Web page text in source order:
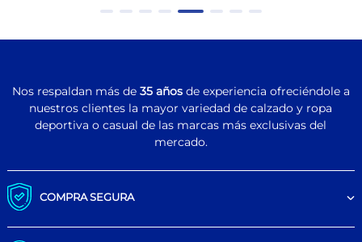
Nos respaldan más de 35 añosde experiencia ofreciéndole a
nuestros clientes la mayor variedad de calzado y ropa
deportiva o casual de las marcas más exclusivas del
mercado.
COMPRA SEGURA